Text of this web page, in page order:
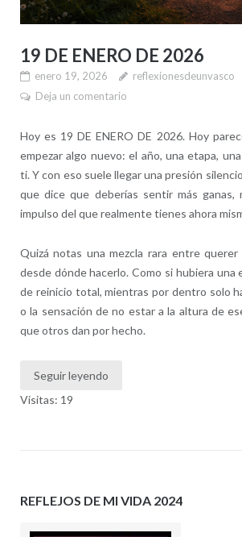
19 DE ENERO DE 2026
enero 19, 2026
reflexionesdeunvasco
Deja un comentario
Hoy es 19 DE ENERO DE 2026. Hoy
empezar algo nuevo: el año, una etapa,
ti. Y con eso suele llegar una presión
que dice que deberías sentir más ganas,
impulso del que realmente tienes ahora
Quizá notas una mezcla rara entre querer
desde dónde hacerlo. Como si hubiera una
de reinicio total, mientras por dentro solo
o la sensación de no estar a la altura de
que otros dan por hecho.
Seguir leyendo
Visitas: 19
REFLEJOS DE MI VIDA 2024